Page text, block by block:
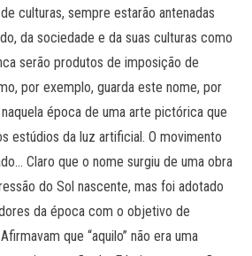
culturas, sempre estarão antenadas
da sociedade e da suas culturas como
serão produtos de imposição de
por exemplo, guarda este nome, por
época de uma arte pictórica que
estúdios da luz artificial. O movimento
Claro que o nome surgiu de uma obra
do Sol nascente, mas foi adotado
da época com o objetivo de
que “aquilo” não era uma